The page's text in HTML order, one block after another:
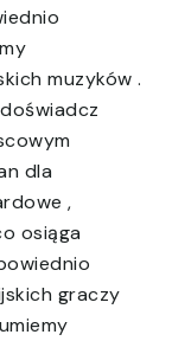
muzyków .
dla
,
osiąga
graczy